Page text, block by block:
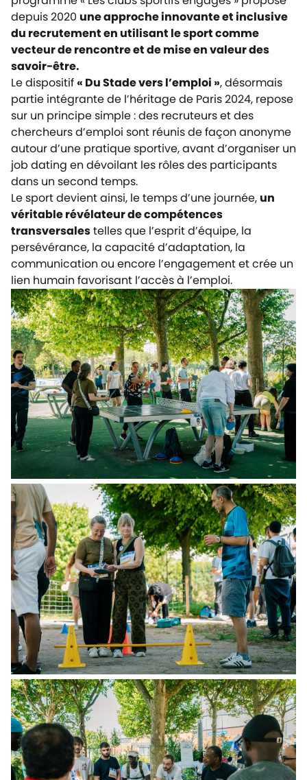
depuis 2020 une approche innovante et inclusive
du recrutement en utilisant le sport comme
vecteur de rencontre et de mise en valeur des
savoir-être.
Le dispositif« Du Stade vers l’emploi », désormais
partie intégrante de l’héritage de Paris 2024, repose
sur un principe simple : des recruteurs et des
chercheurs d’emploi sont réunis de façon anonyme
autour d’une pratique sportive, avant d’organiser un
job dating en dévoilant les rôles des participants
dans un second temps.
Le sport devient ainsi, le temps d’une journée, un
véritable révélateur de compétences
transversalestelles que l’esprit d’équipe, la
persévérance, la capacité d’adaptation, la
communication ou encore l’engagement et crée un
lien humain favorisant l’accès à l’emploi.